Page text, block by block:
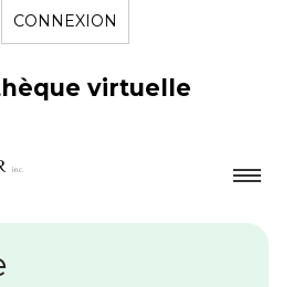
CONNEXION
virtuelle